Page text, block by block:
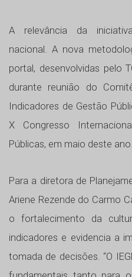
A relevância da
nacional. A nova
portal, desenvolvidas pelo
durante reunião do
Indicadores de Gestão
X Congresso
Públicas, em maio deste ano.
Para a diretora de
Ariene Rezende do Carmo
o fortalecimento da
indicadores e evidencia a
tomada de decisões. “O